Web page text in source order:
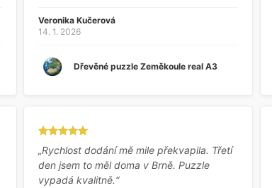
Veronika Kučerová
14. 1. 2026
Dřevěné puzzle Zeměkoule real A3
„Rychlost dodání mě mile překvapila. Třetí
den jsem to měl doma v Brně. Puzzle
vypadá kvalitně.“